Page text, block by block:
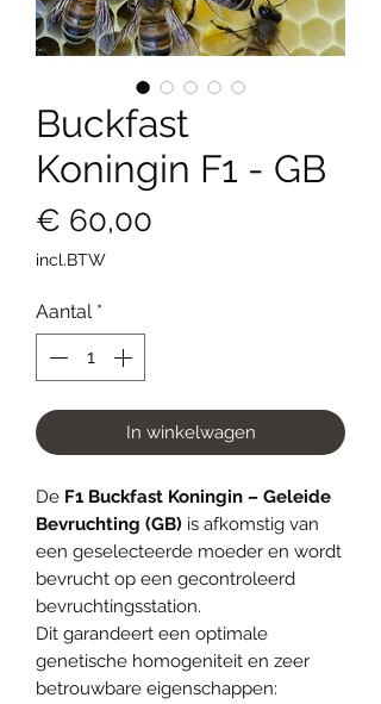
Buckfast
Koningin F1 - GB
€ 60,00
incl.BTW
Aantal *
In winkelwagen
De F1 Buckfast Koningin – Geleide
Bevruchting (GB) is afkomstig van
een geselecteerde moeder en wordt
bevrucht op een gecontroleerd
bevruchtingsstation.
Dit garandeert een optimale
genetische homogeniteit en zeer
betrouwbare eigenschappen: